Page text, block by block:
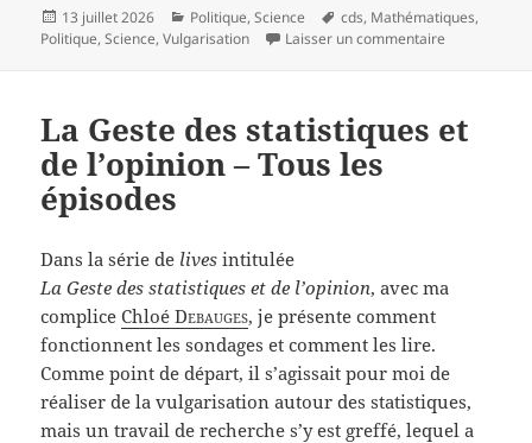
Publié
le
13 juillet 2026 Catégories
Politique,Science
Mots-
clés
cds, Mathématiques,
Politique,Science,Vulgarisation Laisser un commentaire
La Geste des statistiques et
de l’opinion – Tous les
épisodes
Dans la série de lives intitulée
La Geste des statistiques et de l’opinion, avec ma
compliceChloéDebauges, je présente comment
fonctionnent les sondages et comment les lire.
Comme point de départ, il s’agissait pour moi de
réaliser de la vulgarisation autour des statistiques,
mais un travail de recherche s’y est greffé, lequel a